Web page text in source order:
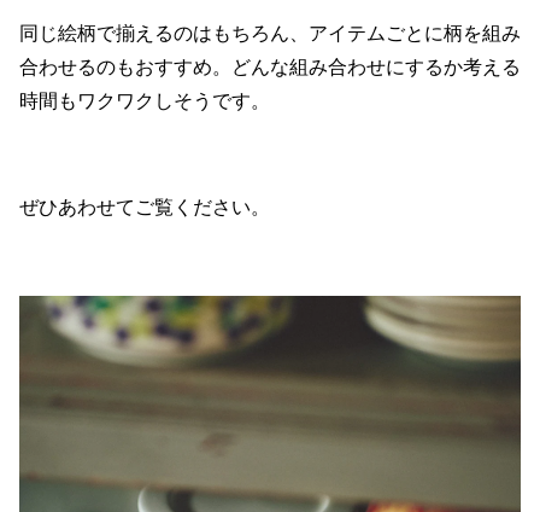
同じ絵柄で揃えるのはもちろん、アイテムごとに柄を組み
合わせるのもおすすめ。どんな組み合わせにするか考える
時間もワクワクしそうです。
ぜひあわせてご覧ください。